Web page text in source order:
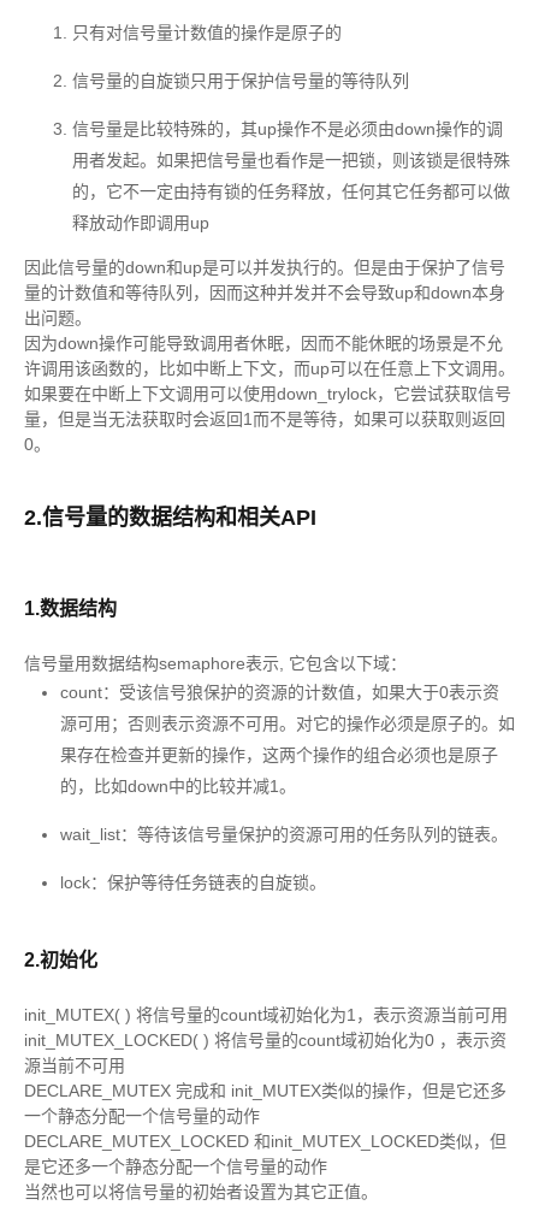
只有对信号量计数值的操作是原子的
信号量的自旋锁只用于保护信号量的等待队列
信号量是比较特殊的，其up操作不是必须由down操作的调
用者发起。如果把信号量也看作是一把锁，则该锁是很特殊
的，它不一定由持有锁的任务释放，任何其它任务都可以做
释放动作即调用up
因此信号量的down和up是可以并发执行的。但是由于保护了信号
量的计数值和等待队列，因而这种并发并不会导致up和down本身
出问题。
因为down操作可能导致调用者休眠，因而不能休眠的场景是不允
许调用该函数的，比如中断上下文，而up可以在任意上下文调用。
如果要在中断上下文调用可以使用down_trylock，它尝试获取信号
量，但是当无法获取时会返回1而不是等待，如果可以获取则返回
0。
2.信号量的数据结构和相关API
1.数据结构
信号量用数据结构semaphore表示, 它包含以下域：
count：受该信号狼保护的资源的计数值，如果大于0表示资
源可用；否则表示资源不可用。对它的操作必须是原子的。如
果存在检查并更新的操作，这两个操作的组合必须也是原子
的，比如down中的比较并减1。
wait_list：等待该信号量保护的资源可用的任务队列的链表。
lock：保护等待任务链表的自旋锁。
2.初始化
init_MUTEX( ) 将信号量的count域初始化为1，表示资源当前可用
init_MUTEX_LOCKED( ) 将信号量的count域初始化为0 ，表示资
源当前不可用
DECLARE_MUTEX 完成和 init_MUTEX类似的操作，但是它还多
一个静态分配一个信号量的动作
DECLARE_MUTEX_LOCKED 和init_MUTEX_LOCKED类似，但
是它还多一个静态分配一个信号量的动作
当然也可以将信号量的初始者设置为其它正值。